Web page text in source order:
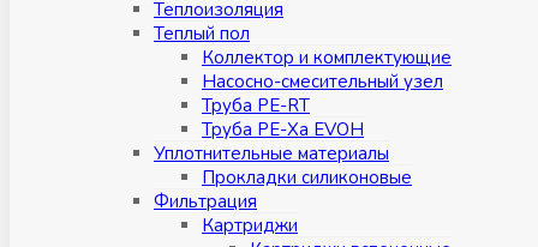
Теплоизоляция
Теплый пол
Коллектор и комплектующие
Насосно-смесительный узел
Труба PE-RT
Труба PE-Xa EVOH
Уплотнительные материалы
Прокладки силиконовые
Фильтрация
Картриджи